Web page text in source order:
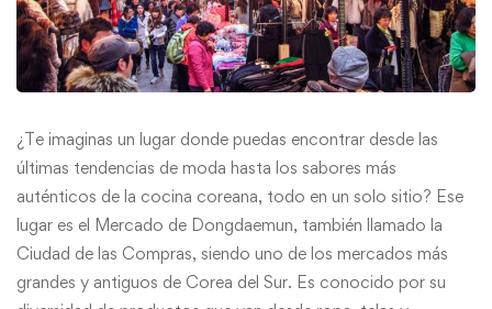
¿Te imaginas un lugar donde puedas encontrar desde las
últimas tendencias de moda hasta los sabores más
auténticos de la cocina coreana, todo en un solo sitio? Ese
lugar es el Mercado de Dongdaemun, también llamado la
Ciudad de las Compras, siendo uno de los mercados más
grandes y antiguos de Corea del Sur. Es conocido por su